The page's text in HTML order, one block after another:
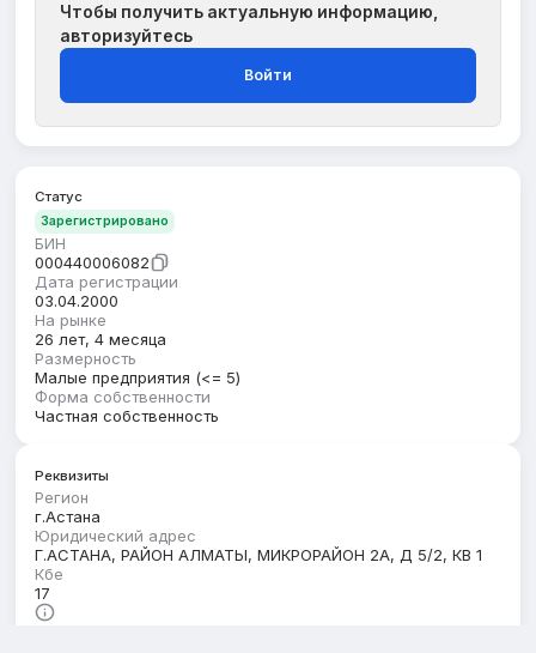
Чтобы получить актуальную информацию,
авторизуйтесь
Войти
Статус
Зарегистрировано
БИН
000440006082
Дата регистрации
03.04.2000
На рынке
26 лет, 4 месяца
Размерность
Малые предприятия (<= 5)
Форма собственности
Частная собственность
Реквизиты
Регион
г.Астана
Юридический адрес
Г.АСТАНА, РАЙОН АЛМАТЫ, МИКРОРАЙОН 2А, Д 5/2, КВ 1
Кбе
17